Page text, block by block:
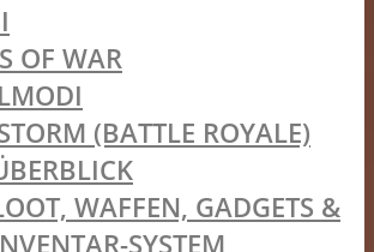
OF WAR
(BATTLE ROYALE)
WAFFEN, GADGETS &